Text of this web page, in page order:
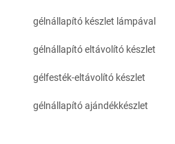
gélnállapító készlet lámpával
gélnállapító eltávolító készlet
gélfesték-eltávolító készlet
gélnállapító ajándékkészlet